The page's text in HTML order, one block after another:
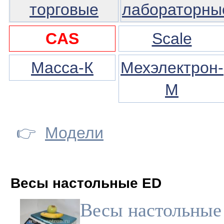
торговые
CAS
Scale
Масса-К
Мехэлектрон-
М
👉 Модели
Весы настольные ED
Весы